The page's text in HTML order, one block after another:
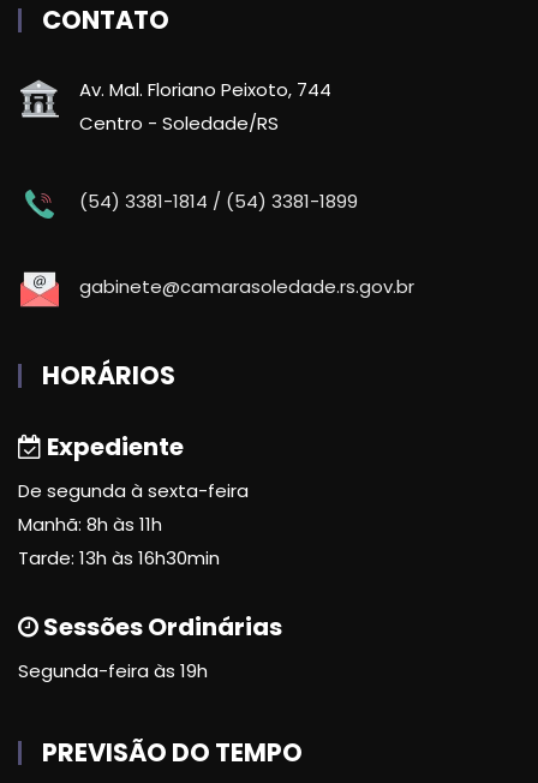
CONTATO
Av. Mal. Floriano Peixoto, 744
Centro - Soledade/RS
(54) 3381-1814 / (54) 3381-1899
gabinete@camarasoledade.rs.gov.br
HORÁRIOS
Expediente
De segunda à sexta-feira
Manhã: 8h às 11h
Tarde: 13h às 16h30min
Sessões Ordinárias
Segunda-feira às 19h
PREVISÃO DO TEMPO